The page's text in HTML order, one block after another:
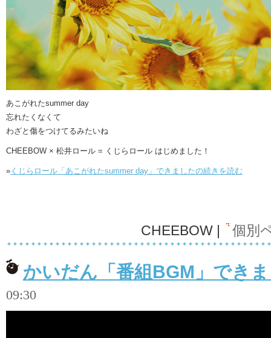
あこがれたsummer day
忘れたくなくて
わざと傷をつけてるみたいね
CHEEBOW × 松井ロール = くじらロール はじめました！
» くじらロール「あこがれたsummer day」できましたの続きを読む
CHEEBOW | 個別
かいだん「番組BGM」でき
09:30